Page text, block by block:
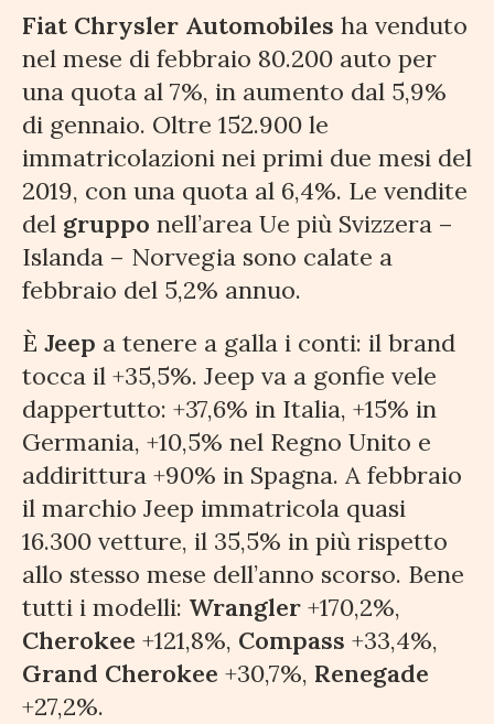
Fiat Chrysler Automobiles ha venduto
nel mese di febbraio 80.200 auto per
una quota al 7%, in aumento dal 5,9%
di gennaio. Oltre 152.900 le
immatricolazioni nei primi due mesi del
2019, con una quota al 6,4%. Le vendite
del gruppo nell’area Ue più Svizzera –
Islanda – Norvegia sono calate a
febbraio del 5,2% annuo.
È Jeep a tenere a galla i conti: il brand
tocca il +35,5%. Jeep va a gonfie vele
dappertutto: +37,6% in Italia, +15% in
Germania, +10,5% nel Regno Unito e
addirittura +90% in Spagna. A febbraio
il marchio Jeep immatricola quasi
16.300 vetture, il 35,5% in più rispetto
allo stesso mese dell’anno scorso. Bene
tutti i modelli: Wrangler +170,2%,
Cherokee +121,8%, Compass +33,4%,
Grand Cherokee +30,7%, Renegade
+27,2%.